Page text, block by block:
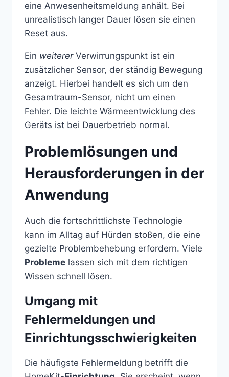
eine Anwesenheitsmeldung anhält. Bei
unrealistisch langer Dauer lösen sie einen
Reset aus.
Ein weitererVerwirrungspunkt ist ein
zusätzlicher Sensor, der ständig Bewegung
anzeigt. Hierbei handelt es sich um den
Gesamtraum-Sensor, nicht um einen
Fehler. Die leichte Wärmeentwicklung des
Geräts ist bei Dauerbetrieb normal.
Problemlösungen und
Herausforderungen in der
Anwendung
Auch die fortschrittlichste Technologie
kann im Alltag auf Hürden stoßen, die eine
gezielte Problembehebung erfordern. Viele
Probleme lassen sich mit dem richtigen
Wissen schnell lösen.
Umgang mit
Fehlermeldungen und
Einrichtungsschwierigkeiten
Die häufigste Fehlermeldung betrifft die